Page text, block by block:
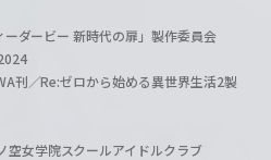
ダービー 新時代の扉」製作委員会
刊／Re:ゼロから始める異世界生活2製
女学院スクールアイドルクラブ